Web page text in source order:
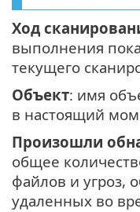
Ход
выполнения
текущего
Объект: имя
в настоящий
Произошли
общее
файлов и угроз,
удаленных во